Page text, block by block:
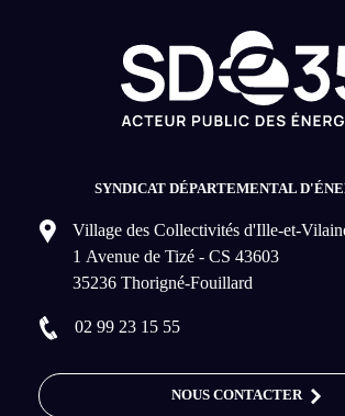
SYNDICAT DÉPARTEMENTAL
Village des Collectivités d'Ille-et-
1 Avenue de Tizé - CS 43603
35236 Thorigné-Fouillard
02 99 23 15 55
NOUS CONTACTER